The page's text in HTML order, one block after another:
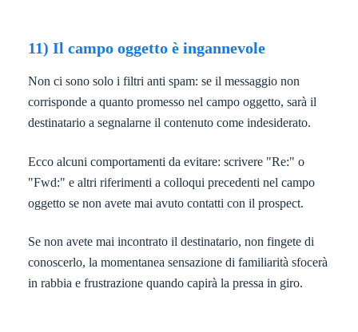
11) Il campo oggetto è ingannevole
Non ci sono solo i filtri anti spam: se il messaggio non
corrisponde a quanto promesso nel campo oggetto, sarà il
destinatario a segnalarne il contenuto come indesiderato.
Ecco alcuni comportamenti da evitare: scrivere "Re:" o
"Fwd:" e altri riferimenti a colloqui precedenti nel campo
oggetto se non avete mai avuto contatti con il prospect.
Se non avete mai incontrato il destinatario, non fingete di
conoscerlo, la momentanea sensazione di familiarità sfocerà
in rabbia e frustrazione quando capirà la pressa in giro.